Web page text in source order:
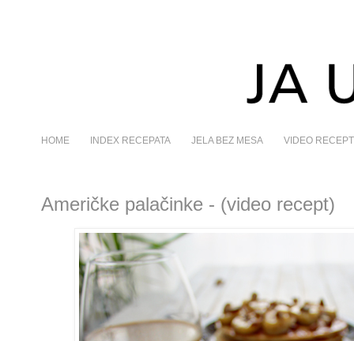
HOME INDEX RECEPATA JELA BEZ MESA VIDEO
Američke palačinke - (video recept)